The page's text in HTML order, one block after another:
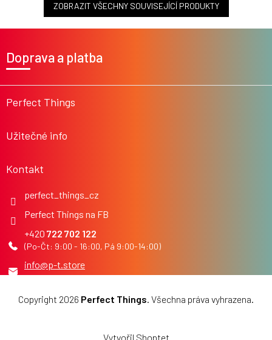
ZOBRAZIT VŠECHNY SOUVISEJÍCÍ PRODUKTY
t
Perfect Things
Užitečné info
Kontakt
info@p-t.store
722 702 122
Perfect Things na FB
perfect_things_cz
Doprava a platba
Vytvořil Shoptet
Copyright 2026 Perfect Things. Všechna práva vyhrazena.